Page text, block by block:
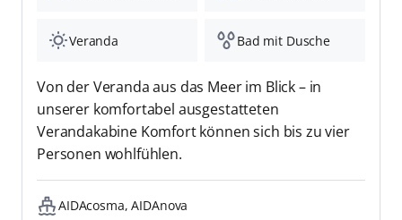
Veranda Bad mit Dusche
Von der Veranda aus das Meer im Blick – in
unserer komfortabel ausgestatteten
Verandakabine Komfort können sich bis zu vier
Personen wohlfühlen.
AIDAcosma, AIDAnova